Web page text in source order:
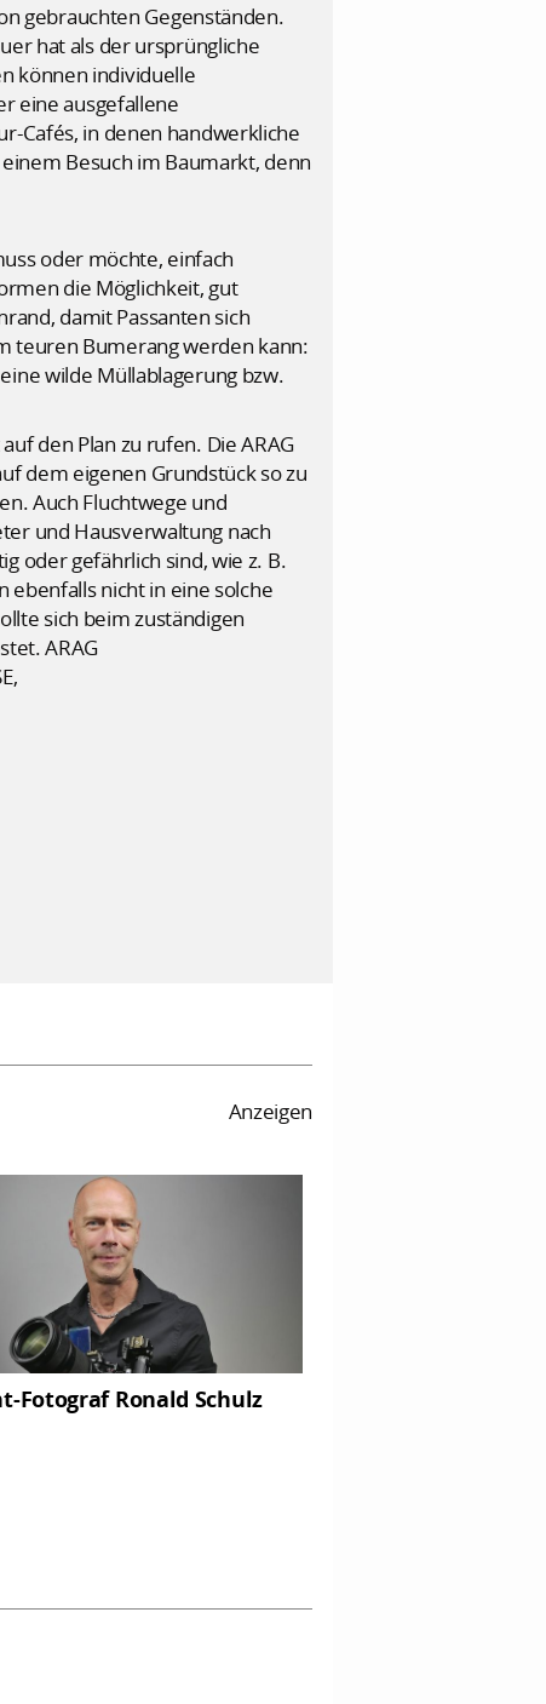
gebrauchten Gegenständen.
hat als der ursprüngliche
können individuelle
eine ausgefallene
Cafés, in denen handwerkliche
Besuch im Baumarkt, denn
oder möchte, einfach
die Möglichkeit, gut
damit Passanten sich
teuren Bumerang werden kann:
wilde Müllablagerung bzw.
den Plan zu rufen. Die ARAG
dem eigenen Grundstück so zu
Auch Fluchtwege und
und Hausverwaltung nach
oder gefährlich sind, wie z. B.
ebenfalls nicht in eine solche
sich beim zuständigen
ARAG
Anzeigen
Fotograf Ronald Schulz